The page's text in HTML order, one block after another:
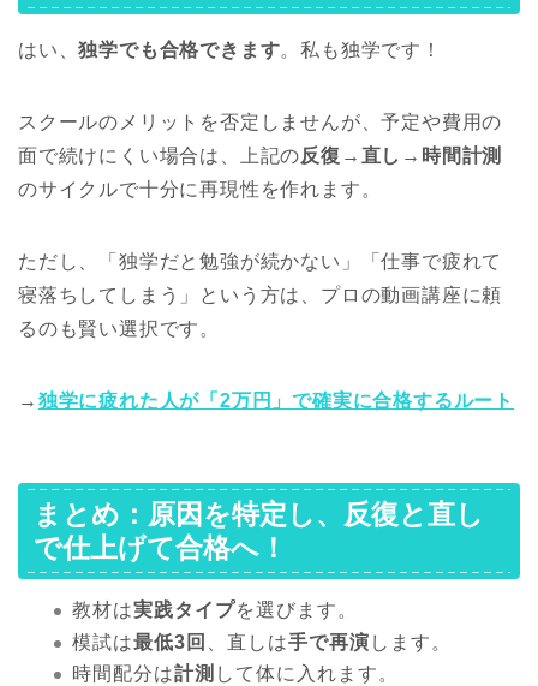
はい、独学でも合格できます。私も独学です！
スクールのメリットを否定しませんが、予定や費用の
面で続けにくい場合は、上記の反復→直し→時間計測
のサイクルで十分に再現性を作れます。
ただし、「独学だと勉強が続かない」「仕事で疲れて
寝落ちしてしまう」という方は、プロの動画講座に頼
るのも賢い選択です。
→ 独学に疲れた人が「2万円」で確実に合格するルート
まとめ：原因を特定し、反復と直し
で仕上げて合格へ！
教材は実践タイプを選びます。
模試は最低3回 、直しは手で再演 します。
時間配分は計測 して体に入れます。